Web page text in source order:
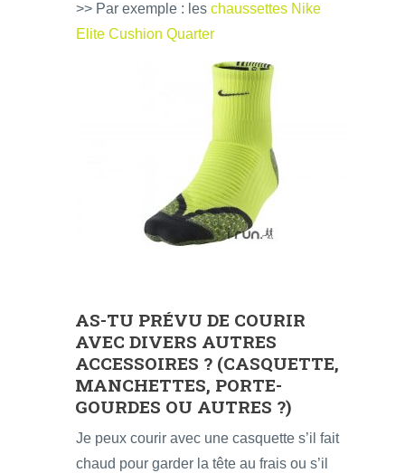
>> Par exemple : les chaussettes Nike
Elite Cushion Quarter
AS-TU PRÉVU DE COURIR
AVEC DIVERS AUTRES
ACCESSOIRES ? (CASQUETTE,
MANCHETTES, PORTE-
GOURDES OU AUTRES ?)
Je peux courir avec une casquette s’il fait
chaud pour garder la tête au frais ou s’il